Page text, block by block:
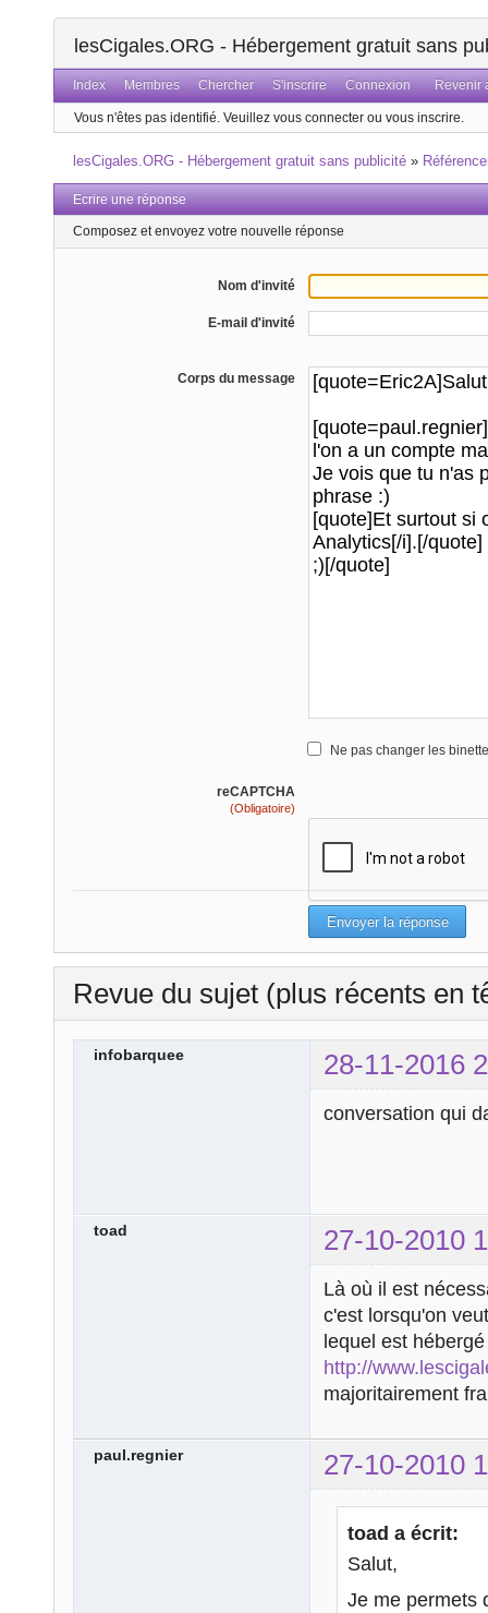
lesCigales.ORG - Hébergement gratuit sans
Index Membres Chercher S'inscrire Connexion Revenir
Vous n'êtes pas identifié. Veuillez vous connecter ou vous inscrire.
lesCigales.ORG - Hébergement gratuit sans publicité »
Ecrire une réponse
Composez et envoyez votre nouvelle réponse
Nom d'invité
E-mail d'invité
Corps du message
Ne pas changer les
reCAPTCHA
(Obligatoire)
Revue du sujet (plus récents en
infobarquee 28-11-2016
conversation qui
toad 27-10-2010
Là où il est
c'est lorsqu'on
lequel est
http://
majoritairement
paul.regnier 27-10-2010
toad a écrit:
Salut,
Je me permets